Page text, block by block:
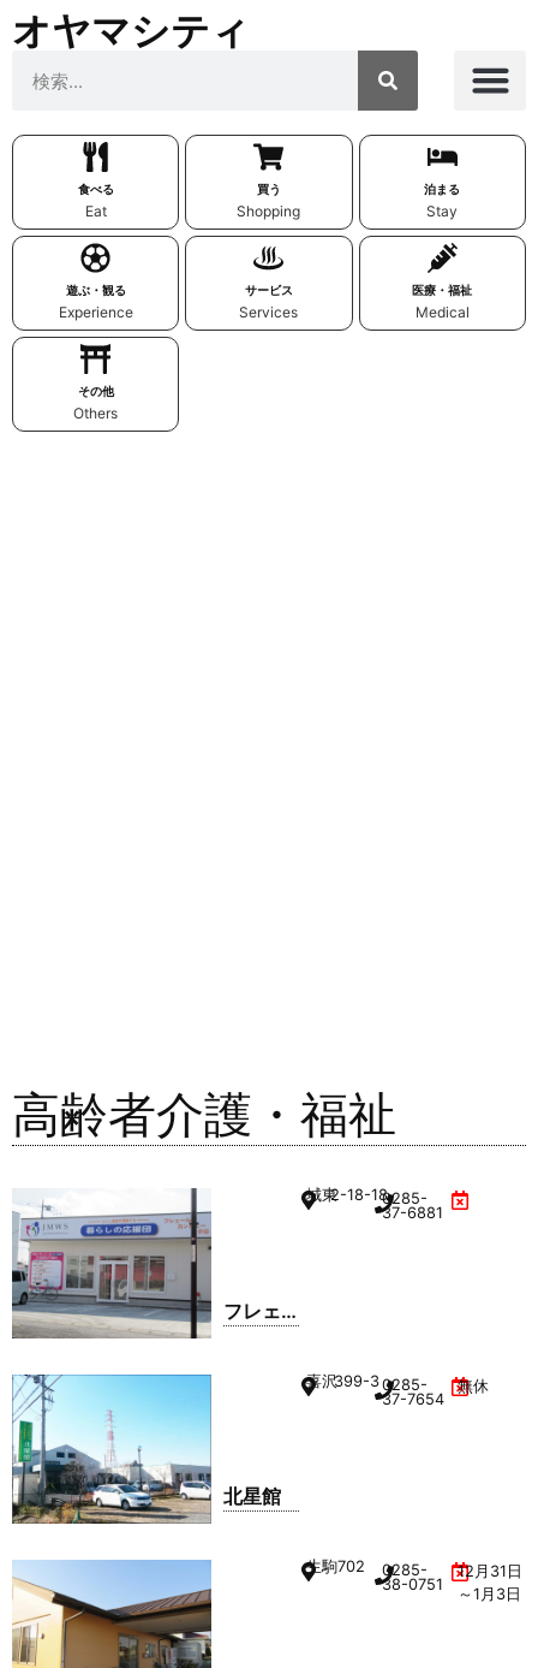
オヤマシティ
食べる
Eat
買う
Shopping
泊まる
Stay
遊ぶ・観る
Experience
サービス
Services
医療・福祉
Medical
その他
Others
高齢者介護・福祉
フレェ
城東2-18-180285-
37-6881
北星館
喜沢399-30285-
37-7654
無休
生駒702
0285-
38-0751
12月31日
～1月3日